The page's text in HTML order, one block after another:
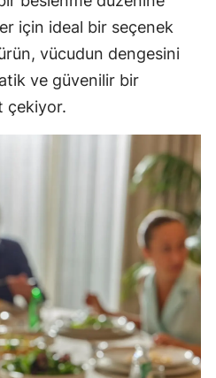
için ideal bir seçenek
vücudun dengesini
ve güvenilir bir
çekiyor.